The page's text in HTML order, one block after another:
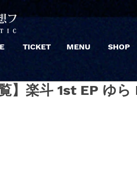
TICKET MENU SHOP
】楽斗 1st EP ゆら